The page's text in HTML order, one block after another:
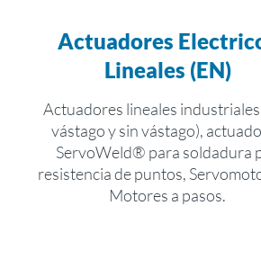
Actuadores
Lineales (EN)
Actuadores lineales
vástago y sin vástago),
ServoWeld® para soldadura
resistencia de puntos,
Motores a pasos.